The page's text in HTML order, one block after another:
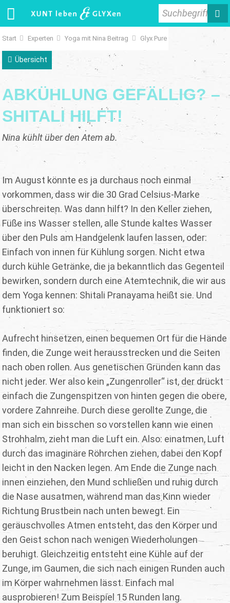
Suchbegriff
Start Experten Yoga mit Nina Beitrag Glyx Pure
Übersicht
ABKÜHLUNG GEFÄLLIG? –
SHITALI HILFT!
Nina kühlt über den Atem ab.
Im August könnte es ja durchaus noch einmal
vorkommen, dass wir die 30 Grad Celsius-Marke
überschreiten. Was dann hilft? In den Keller ziehen,
Füße ins Wasser stellen, alle Stunde kaltes Wasser
über den Puls am Handgelenk laufen lassen, oder:
Einfach von innen für Kühlung sorgen. Nicht etwa
durch kühle Getränke, die ja bekanntlich das Gegenteil
bewirken, sondern durch eine Atemtechnik, die wir aus
dem Yoga kennen: Shitali Pranayama heißt sie. Und
funktioniert so:
Aufrecht hinsetzen, einen bequemen Ort für die Hände
finden, die Zunge weit herausstrecken und die Seiten
nach oben rollen. Aus genetischen Gründen kann das
nicht jeder. Wer also kein „Zungenroller“ ist, der drückt
einfach die Zungenspitzen von hinten gegen die obere,
vordere Zahnreihe. Durch diese gerollte Zunge, die
man sich ein bisschen so vorstellen kann wie einen
Strohhalm, zieht man die Luft ein. Also: einatmen, Luft
durch das imaginäre Röhrchen ziehen, dabei den Kopf
leicht in den Nacken legen. Am Ende die Zunge nach
innen einziehen, den Mund schließen und ruhig durch
die Nase ausatmen, während man das Kinn wieder
Richtung Brustbein nach unten bewegt. Ein
geräuschvolles Atmen entsteht, das den Körper und
den Geist schon nach wenigen Wiederholungen
beruhigt. Gleichzeitig entsteht eine Kühle auf der
Zunge, im Gaumen, die sich nach einigen Runden auch
im Körper wahrnehmen lässt. Einfach mal
ausprobieren! Zum Beispiel 15 Runden lang.